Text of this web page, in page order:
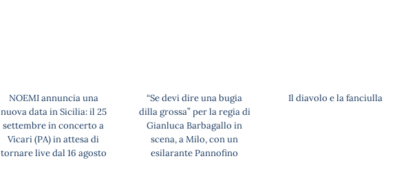
NOEMI annuncia una
nuova data in Sicilia: il 25
settembre in concerto a
Vicari (PA) in attesa di
tornare live dal 16 agosto
“Se devi dire una bugia
dilla grossa” per la regia di
Gianluca Barbagallo in
scena, a Milo, con un
esilarante Pannofino
Il diavolo e la fanciulla